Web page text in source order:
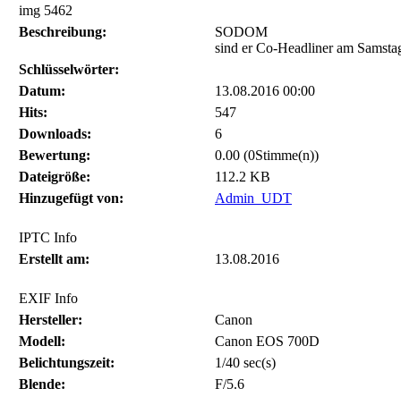
img 5462
Beschreibung:
SODOM
sind er Co-Headliner am
Schlüsselwörter:
Datum:
13.08.2016 00:00
Hits:
547
Downloads:
6
Bewertung:
0.00 (0Stimme(n))
Dateigröße:
112.2 KB
Hinzugefügt von:
Admin_UDT
IPTC Info
Erstellt am:
13.08.2016
EXIF Info
Hersteller:
Canon
Modell:
Canon EOS 700D
Belichtungszeit:
1/40 sec(s)
Blende:
F/5.6